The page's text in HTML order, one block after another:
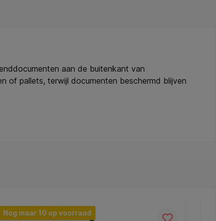
aan de buitenkant van
of pallets, terwijl documenten beschermd blijven
* Buitenmaat: 235x175mm. * Kleur:
Nog maar 10 op voorraad